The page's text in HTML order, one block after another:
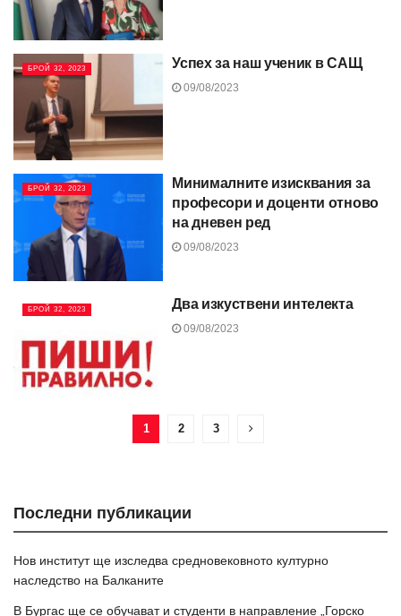
БРОЙ 32, 2023 Успех за наш ученик в САЩ
09/08/2023
БРОЙ 32, 2023
Минималните изисквания за
професори и доценти отново
на дневен ред
09/08/2023
БРОЙ 32, 2023 Два изкуствени интелекта
09/08/2023
1 2 3
Последни публикации
Нов институт ще изследва средновековното културно
наследство на Балканите
В Бургас ще се обучават и студенти в направление „Горско